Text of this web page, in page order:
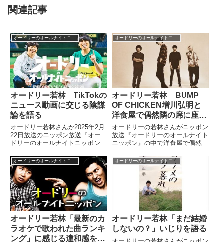
関連記事
オードリー若林 TikTokの
ニュース動画に交じる陰謀
論を語る
オードリー若林さんが2025年2月
22日放送のニッポン放送『オー
ドリーのオールナイトニッポン』
every.』のニュース動画を見てい
ることを紹介。そしてそこにおす
すめで陰謀論動画が入ってくるこ
とについて話していました。
オードリー若林 BUMP
OF CHICKEN増川弘明と
洋食屋で偶然隣の席に座っ
た話
オードリーの若林さんがニッポン
放送『オードリーのオールナイト
ニッポン』の中で洋食屋で偶然、
さんと隣の席に座り、意気投合し
た話をしていました。（若林正
恭）よく行っていた洋食屋が閉店
するっていうことになっ...
オードリー若林「最新のカ
ラオケで歌われた曲ランキ
ング」に感じる違和感を語
オードリーのオールナイトニッポン
オードリー若林「まだ結婚
しないの？」いじりを語る